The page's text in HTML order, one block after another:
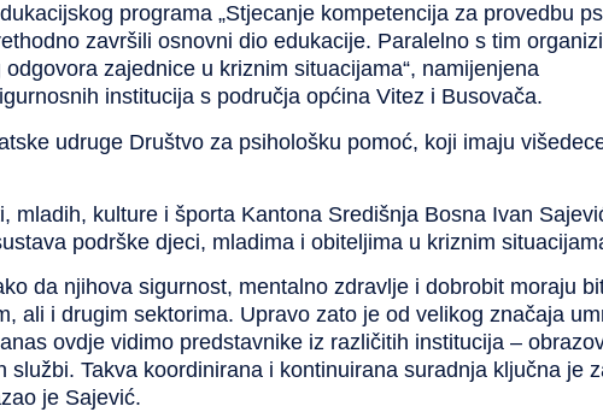
programa „Stjecanje kompetencija za provedbu
završili osnovni dio edukacije. Paralelno s tim
zajednice u kriznim situacijama“, namijenjena
institucija s područja općina Vitez i Busovača.
udruge Društvo za psihološku pomoć, koji imaju
mladih, kulture i športa Kantona Središnja Bosna Ivan
podrške djeci, mladima i obiteljima u kriznim
da njihova sigurnost, mentalno zdravlje i dobrobit moraju
ali i drugim sektorima. Upravo zato je od velikog značaja
ovdje vidimo predstavnike iz različitih institucija –
Takva koordinirana i kontinuirana suradnja ključna je
je Sajević.